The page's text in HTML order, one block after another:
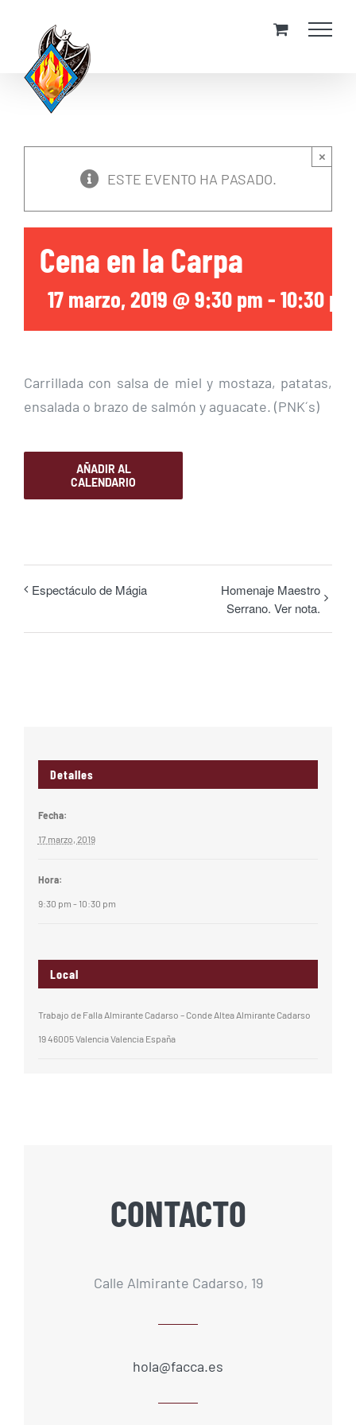
content
ESTE EVENTO HA PASADO.
×
Cena en la Carpa
17 marzo, 2019 @ 9:30 pm -10:30 pm
Carrillada con salsa de miel y mostaza, patatas,
ensalada o brazo de salmón y aguacate. (PNK´s)
AÑADIR AL
CALENDARIO
Espectáculo de Mágia
Homenaje Maestro
Serrano. Ver nota.
Detalles
Fecha:
17 marzo, 2019
Hora:
9:30 pm - 10:30 pm
Local
Trabajo de Falla Almirante Cadarso – Conde Altea Almirante Cadarso
19 46005 Valencia Valencia España
CONTACTO
Calle Almirante Cadarso, 19
hola@facca.es